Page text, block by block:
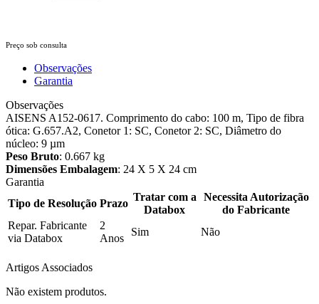
Preço sob consulta
Observações
Garantia
Observações
AISENS A152-0617. Comprimento do cabo: 100 m, Tipo de fibra
ótica: G.657.A2, Conetor 1: SC, Conetor 2: SC, Diâmetro do
núcleo: 9 µm
Peso Bruto: 0.667 kg
Dimensões Embalagem: 24 X 5 X 24 cm
Garantia
Tipo de Resolução Prazo
Tratar com a
Databox
Necessita Autorização
do Fabricante
Repar. Fabricante
via Databox
2
Anos
Sim Não
Artigos Associados
Não existem produtos.